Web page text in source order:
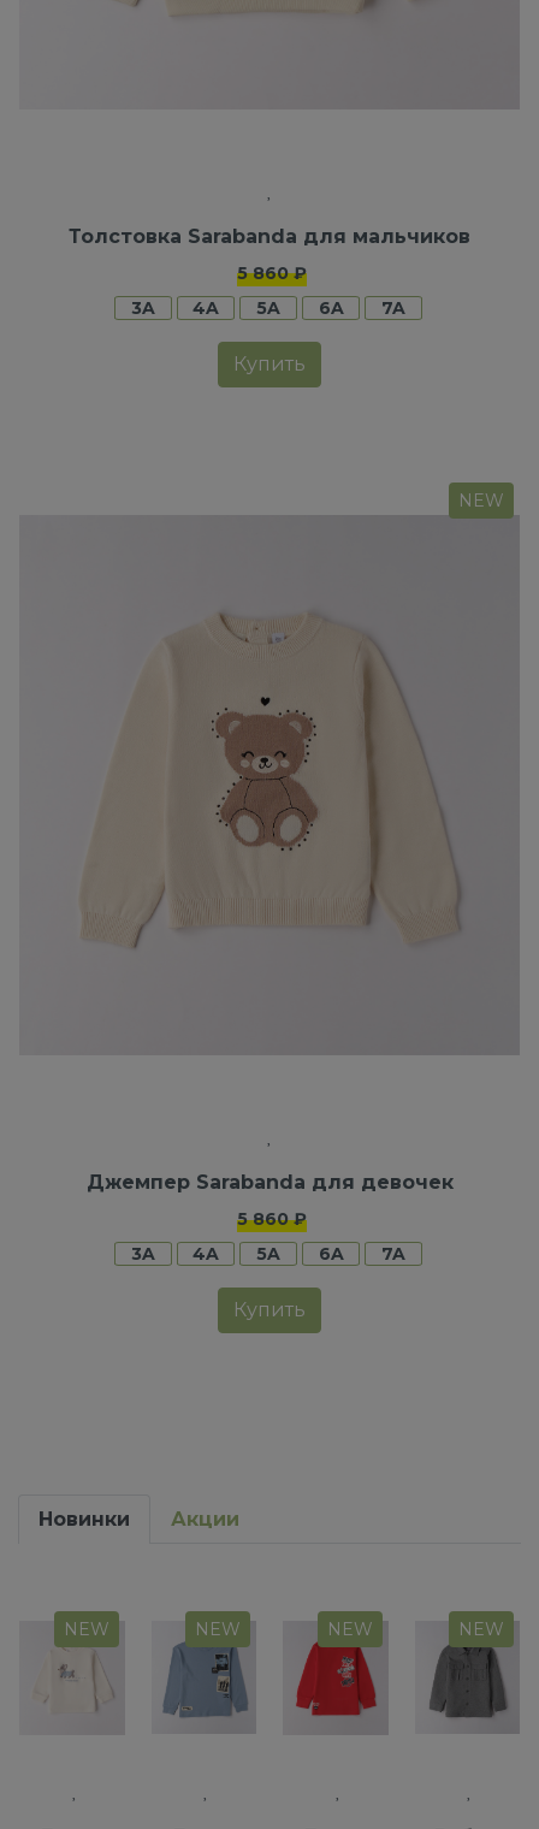
Толстовка Sarabanda для мальчиков
5 860 ₽
3A
4A 5A 6A 7A
Купить
NEW
Джемпер Sarabanda для девочек
5 860 ₽
3A
4A 5A 6A 7A
Купить
Новинки Акции
NEW NEW NEW NEW